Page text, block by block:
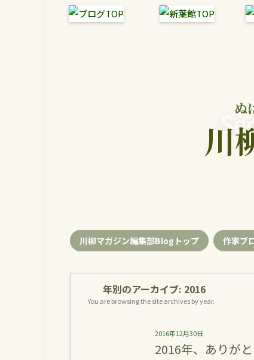
ぬ
川
川柳マガジン編集部Blogトップ 作家ブ
年別のアーカイブ: 2016
You are browsing the site archives by year.
2016年12月30日
2016年、ありが